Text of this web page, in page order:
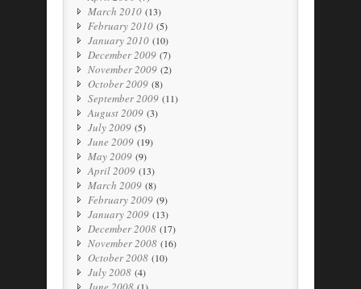
March 2010 (13)
February 2010 (5)
January 2010 (10)
December 2009 (7)
November 2009 (2)
October 2009 (8)
September 2009 (11)
August 2009 (3)
July 2009 (5)
June 2009 (19)
May 2009 (9)
April 2009 (13)
March 2009 (8)
February 2009 (9)
January 2009 (13)
December 2008 (17)
November 2008 (16)
October 2008 (10)
July 2008 (4)